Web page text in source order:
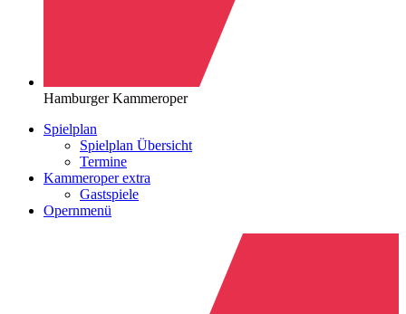
Hamburger Kammeroper
Spielplan
Spielplan Übersicht
Termine
Kammeroper extra
Gastspiele
Opernmenü